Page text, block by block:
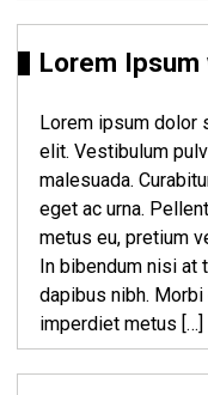
Lorem
Lorem ipsum dolor
elit. Vestibulum
malesuada.
eget ac urna.
metus eu, pretium
In bibendum nisi at
dapibus nibh.
imperdiet metus […]